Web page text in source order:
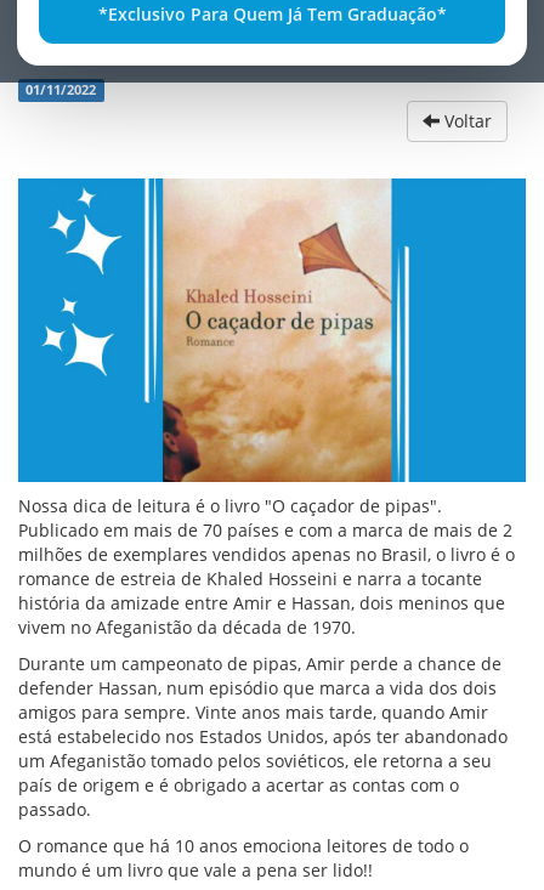
*Exclusivo Para Quem Já Tem Graduação*
Dica de Leitura
01/11/2022
Voltar
Nossa dica de leitura é o livro "O caçador de pipas".
Publicado em mais de 70 países e com a marca de mais de 2
milhões de exemplares vendidos apenas no Brasil, o livro é o
romance de estreia de Khaled Hosseini e narra a tocante
história da amizade entre Amir e Hassan, dois meninos que
vivem no Afeganistão da década de 1970.
Durante um campeonato de pipas, Amir perde a chance de
defender Hassan, num episódio que marca a vida dos dois
amigos para sempre. Vinte anos mais tarde, quando Amir
está estabelecido nos Estados Unidos, após ter abandonado
um Afeganistão tomado pelos soviéticos, ele retorna a seu
país de origem e é obrigado a acertar as contas com o
passado.
O romance que há 10 anos emociona leitores de todo o
mundo é um livro que vale a pena ser lido!!